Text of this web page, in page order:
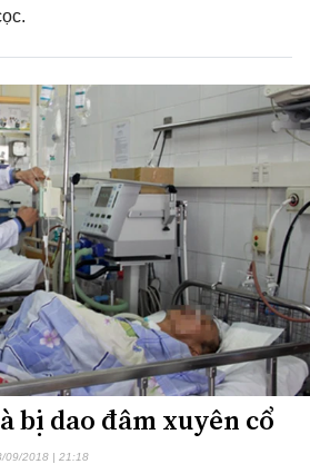
bị dao đâm xuyên cổ
09/2018 | 21:18